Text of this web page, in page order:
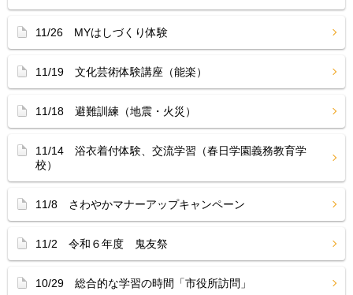
11/26 MYはしづくり体験
11/19 文化芸術体験講座（能楽）
11/18 避難訓練（地震・火災）
11/14 浴衣着付体験、交流学習（春日学園義務教育学
校）
11/8 さわやかマナーアップキャンペーン
11/2 令和６年度 鬼友祭
10/29 総合的な学習の時間「市役所訪問」